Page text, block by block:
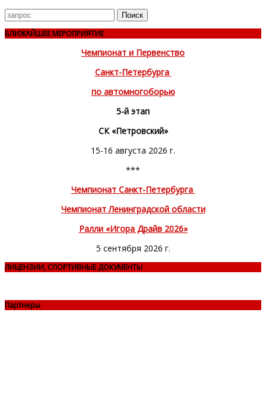
Поиск
для
БЛИЖАЙШЕЕ МЕРОПРИЯТИЕ
Чемпионат и Первенство
Санкт-Петербурга
по автомногоборью
5-й этап
СК «Петровский»
15-16 августа 2026 г.
***
Чемпионат Санкт-Петербурга
Чемпионат Ленинградской области
Ралли «Игора Драйв 2026»
5 сентября 2026 г.
ЛИЦЕНЗИИ, СПОРТИВНЫЕ ДОКУМЕНТЫ
Партнеры